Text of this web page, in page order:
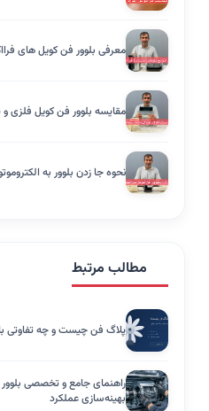
معرفی بلوور فن کویل های
مقایسه بلوور فن کویل فلزی و
نحوه جا زدن بلوور به
مطالب مرتبط
پلاگ فن چیست و چه تفاوتی با
راهنمای جامع و تخصصی
بهینه‌سازی عملکرد